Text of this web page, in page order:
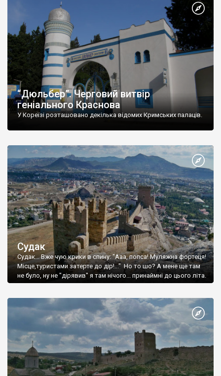
“Дюльбер”. Черговий витвір
геніального Краснова
У Кореїзі розташовано декілька відомих Кримських палаців.
Судак
Судак... Вже чую крики в спину: "Ааа, попса! Муляжна фортеця!
Місце,туристами затерте до дір!..." Но то шо? А мене ще там
не було, ну не "дірявив" я там нічого... принаймні до цього літа.